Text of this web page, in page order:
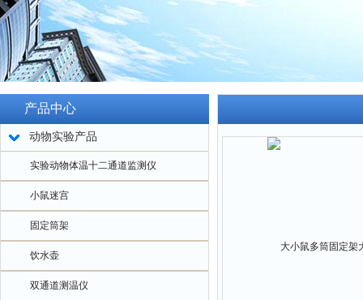
产品中心
动物实验产品
实验动物体温十二通道监测仪
小鼠迷宫
固定筒架
饮水壶
双通道测温仪